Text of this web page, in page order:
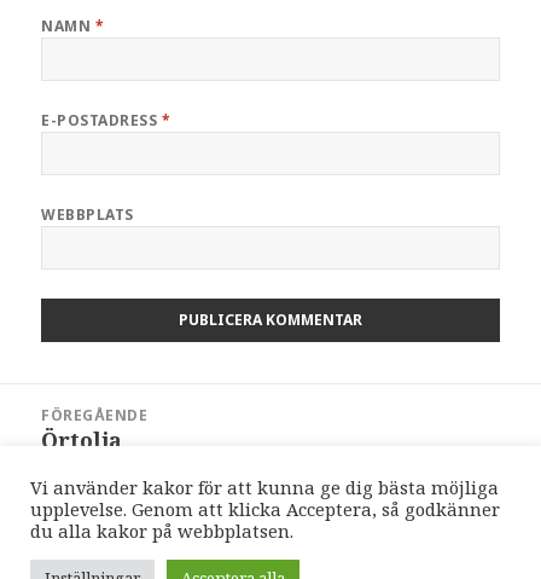
NAMN *
E-POSTADRESS *
WEBBPLATS
FÖREGÅENDE
Föregående
Örtolja
NÄSTA
Nästa
inlägg:
Formbröd blir snacks
Vi använder kakor för att kunna ge dig bästa möjliga
upplevelse. Genom att klicka Acceptera, så godkänner
du alla kakor på webbplatsen.